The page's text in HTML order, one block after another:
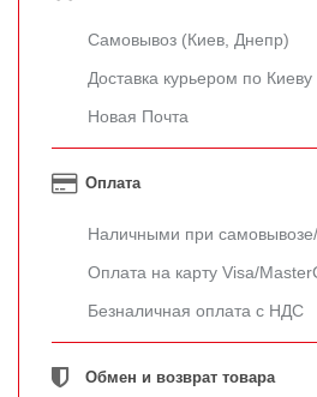
Самовывоз (Киев, Днепр)
Доставка курьером по Киеву
Новая Почта
Оплата
Наличными при
Оплата на карту Visa/
Безналичная оплата с НДС
Обмен и возврат товара